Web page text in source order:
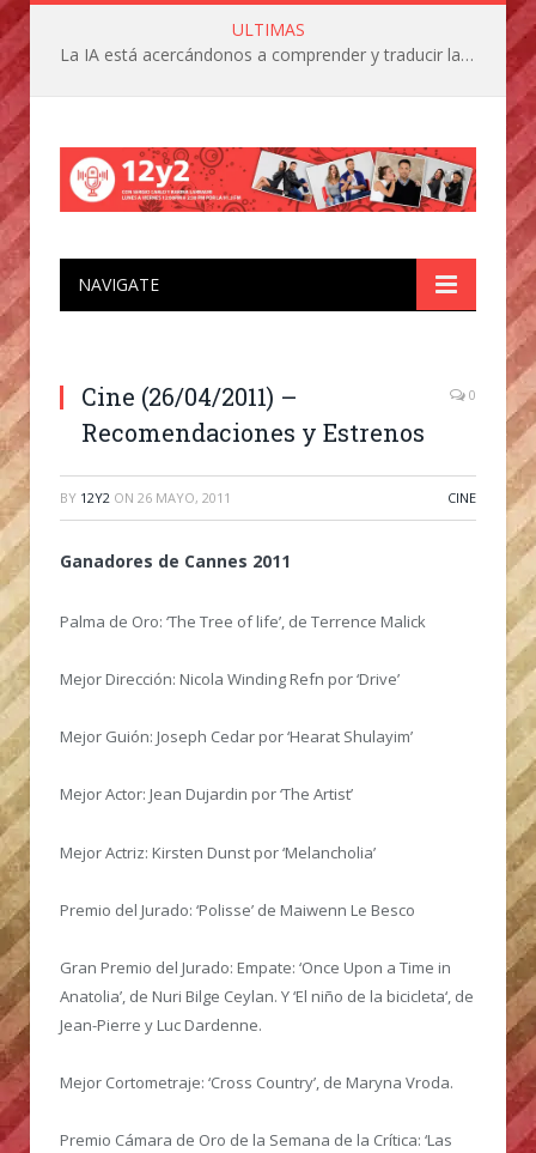
ULTIMAS
La IA está acercándonos a comprender y traducir las vocalizaciones y comportamientos de nuestras mascotas
NAVIGATE
Cine (26/04/2011) –
Recomendaciones y Estrenos
0
BY 12Y2 ON 26 MAYO, 2011 CINE
Ganadores de Cannes 2011
Palma de Oro: ‘The Tree of life’, de Terrence Malick
Mejor Dirección: Nicola Winding Refn por ‘Drive’
Mejor Guión: Joseph Cedar por ‘Hearat Shulayim’
Mejor Actor: Jean Dujardin por ‘The Artist’
Mejor Actriz: Kirsten Dunst por ‘Melancholia’
Premio del Jurado: ‘Polisse’ de Maiwenn Le Besco
Gran Premio del Jurado: Empate: ‘Once Upon a Time in
Anatolia’, de Nuri Bilge Ceylan. Y ‘El niño de la bicicleta‘, de
Jean-Pierre y Luc Dardenne.
Mejor Cortometraje: ‘Cross Country’, de Maryna Vroda.
Premio Cámara de Oro de la Semana de la Crítica: ‘Las